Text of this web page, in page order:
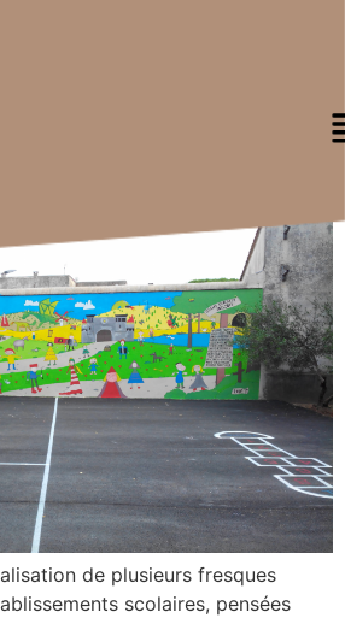
de plusieurs fresques
scolaires, pensées